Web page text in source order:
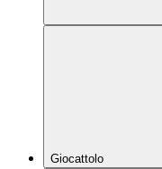
Giocattolo